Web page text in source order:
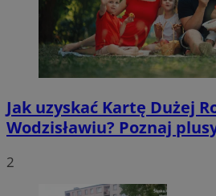
Jak uzyskać Kartę Dużej
Wodzisławiu? Poznaj
2